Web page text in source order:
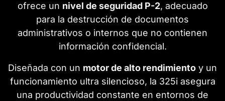
ofrece un nivel de seguridad P-2, adecuado
para la destrucción de documentos
administrativos o internos que no contienen
información confidencial.
Diseñada con un motor de alto rendimiento y un
funcionamiento ultra silencioso, la 325i asegura
una productividad constante en entornos de